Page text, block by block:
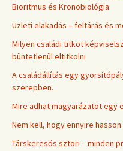
Bioritmus és Kronobiológia
Üzleti elakadás – feltárás és
Milyen családi titkot
büntetlenül eltitkolni
A családállítás egy
szerepben.
Mire adhat magyarázatot egy
Nem kell, hogy ennyire hasson
Társkeresős sztori – minden